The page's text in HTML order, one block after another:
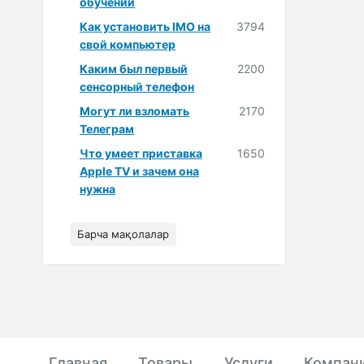
Как установить IMO на
свой компьютер
3794
Каким был первый
сенсорный телефон
2200
Могут ли взломать
Телеграм
2170
Что умеет приставка
Apple TV и зачем она
нужна
1650
Барча мақолалар